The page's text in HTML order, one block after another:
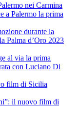
nei Carmina
a Palermo la prima
durante la
Palma d’Oro 2023
al via la prima
con Luciano Di
film di Sicilia
il nuovo film di